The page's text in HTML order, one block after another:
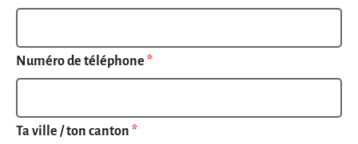
Numéro de téléphone *
Ta ville / ton canton *